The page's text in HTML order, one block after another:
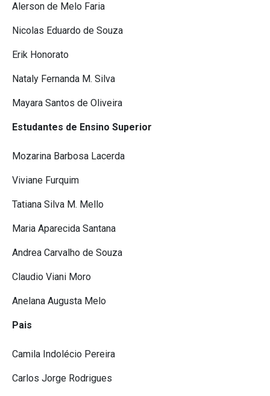
Alerson de Melo Faria
Nicolas Eduardo de Souza
Erik Honorato
Nataly Fernanda M. Silva
Mayara Santos de Oliveira
Estudantes de Ensino Superior
Mozarina Barbosa Lacerda
Viviane Furquim
Tatiana Silva M. Mello
Maria Aparecida Santana
Andrea Carvalho de Souza
Claudio Viani Moro
Anelana Augusta Melo
Pais
Camila Indolécio Pereira
Carlos Jorge Rodrigues